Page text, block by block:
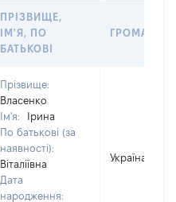
ПРІЗВИЩЕ,
ІМ'Я, ПО
БАТЬКОВІ
Прізвище:
Власенко
Ім'я:
Ірина
По батькові (за
наявності):
Віталіївна
Дата
народження:
Україна